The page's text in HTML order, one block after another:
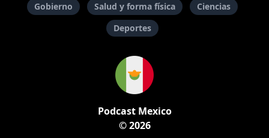
Gobierno
Salud y forma física
Ciencias
Deportes
Podcast Mexico
© 2026